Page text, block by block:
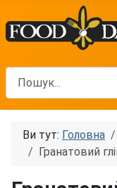
Пошук
Ви тут: Головна
Гранатовий